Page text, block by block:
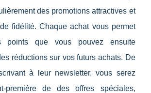
des promotions attractives et
fidélité. Chaque achat vous permet
points que vous pouvez ensuite
réductions sur vos futurs achats. De
à leur newsletter, vous serez
première de des offres spéciales,